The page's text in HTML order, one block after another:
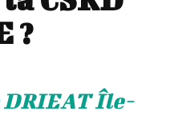
?
DRIEAT Île-